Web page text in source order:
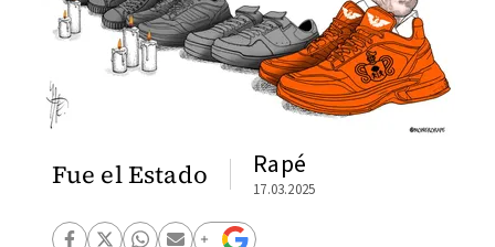
Fue el Estado Rapé
17.03.2025